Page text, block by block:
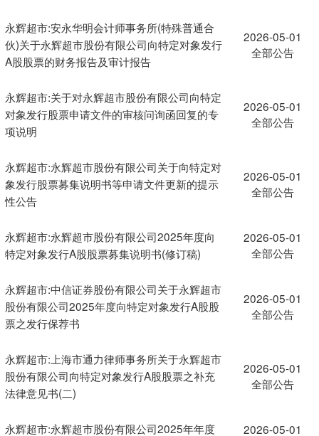
永辉超市:安永华明会计师事务所(特殊普通合
伙)关于永辉超市股份有限公司向特定对象发行
A股股票的财务报告及审计报告
2026-05-01
全部公告
永辉超市:关于对永辉超市股份有限公司向特定
对象发行股票申请文件的审核问询函回复的专
项说明
2026-05-01
全部公告
永辉超市:永辉超市股份有限公司关于向特定对
象发行股票募集说明书等申请文件更新的提示
性公告
2026-05-01
全部公告
永辉超市:永辉超市股份有限公司2025年度向
特定对象发行A股股票募集说明书(修订稿)
2026-05-01
全部公告
永辉超市:中信证券股份有限公司关于永辉超市
股份有限公司2025年度向特定对象发行A股股
票之发行保荐书
2026-05-01
全部公告
永辉超市:上海市通力律师事务所关于永辉超市
股份有限公司向特定对象发行A股股票之补充
法律意见书(二)
2026-05-01
全部公告
永辉超市:永辉超市股份有限公司2025年年度
2026-05-01